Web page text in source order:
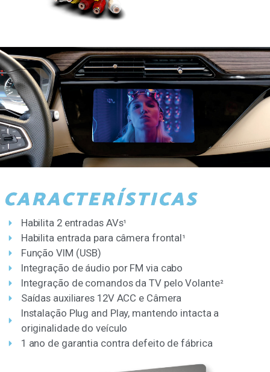
CARACTERÍSTICAS
Habilita 2 entradas AVs¹
Habilita entrada para câmera frontal¹
Função VIM (USB)
Integração de áudio por FM via cabo
Integração de comandos da TV pelo Volante²
Saídas auxiliares 12V ACC e Câmera
Instalação Plug and Play, mantendo intacta a
originalidade do veículo
1 ano de garantia contra defeito de fábrica